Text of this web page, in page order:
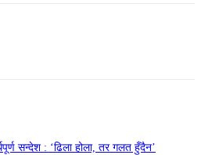
सन्देश : ‘ढिला होला, तर गलत हुँदैन’